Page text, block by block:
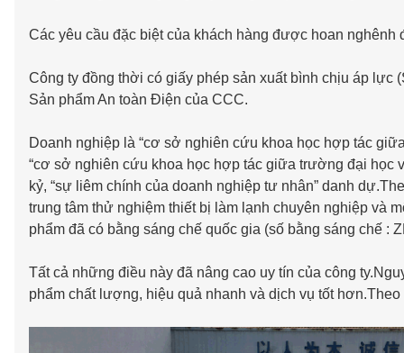
Các yêu cầu đặc biệt của khách hàng được hoan nghênh
Công ty đồng thời có giấy phép sản xuất bình chịu áp lực
Sản phẩm An toàn Điện của CCC.
Doanh nghiệp là “cơ sở nghiên cứu khoa học hợp tác
“cơ sở nghiên cứu khoa học hợp tác giữa trường đại học
kỷ, “sự liêm chính của doanh nghiệp tư nhân” danh
trung tâm thử nghiệm thiết bị làm lạnh chuyên nghiệp và
phẩm đã có bằng sáng chế quốc gia (số bằng sáng chế :
Tất cả những điều này đã nâng cao uy tín của công
phẩm chất lượng, hiệu quả nhanh và dịch vụ tốt